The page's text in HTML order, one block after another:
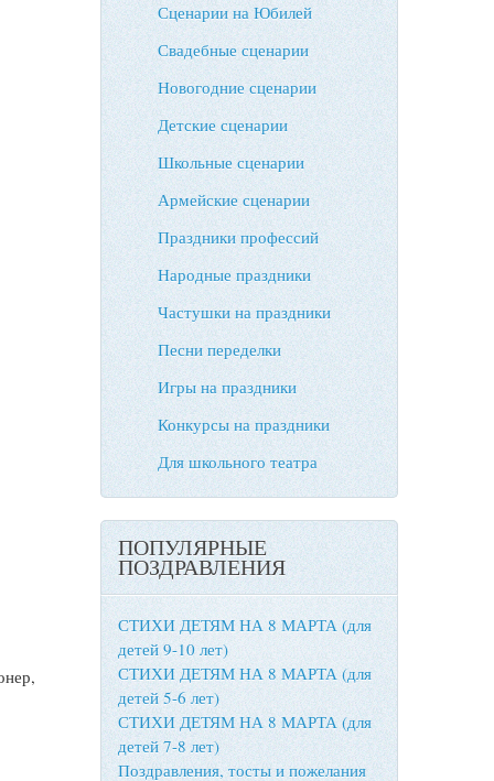
Сценарии на Юбилей
Свадебные сценарии
Новогодние сценарии
Детские сценарии
Школьные сценарии
Армейские сценарии
Праздники профессий
Народные праздники
Частушки на праздники
Песни переделки
Игры на праздники
Конкурсы на праздники
Для школьного театра
ПОПУЛЯРНЫЕ
ПОЗДРАВЛЕНИЯ
СТИХИ ДЕТЯМ НА 8 МАРТА (для
детей 9-10 лет)
СТИХИ ДЕТЯМ НА 8 МАРТА (для
детей 5-6 лет)
СТИХИ ДЕТЯМ НА 8 МАРТА (для
детей 7-8 лет)
Поздравления, тосты и пожелания